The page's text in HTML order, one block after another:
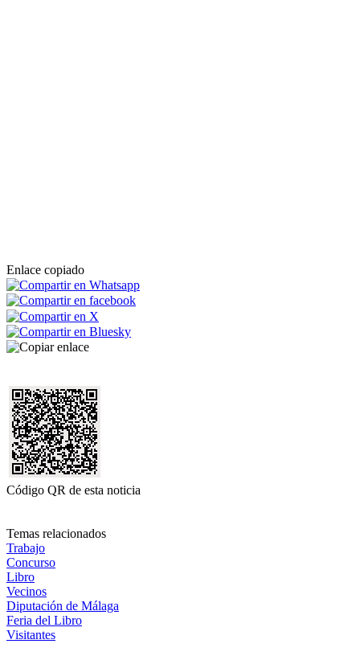
Enlace copiado
Código QR de esta noticia
Temas relacionados
Trabajo
Concurso
Libro
Vecinos
Diputación de Málaga
Feria del Libro
Visitantes